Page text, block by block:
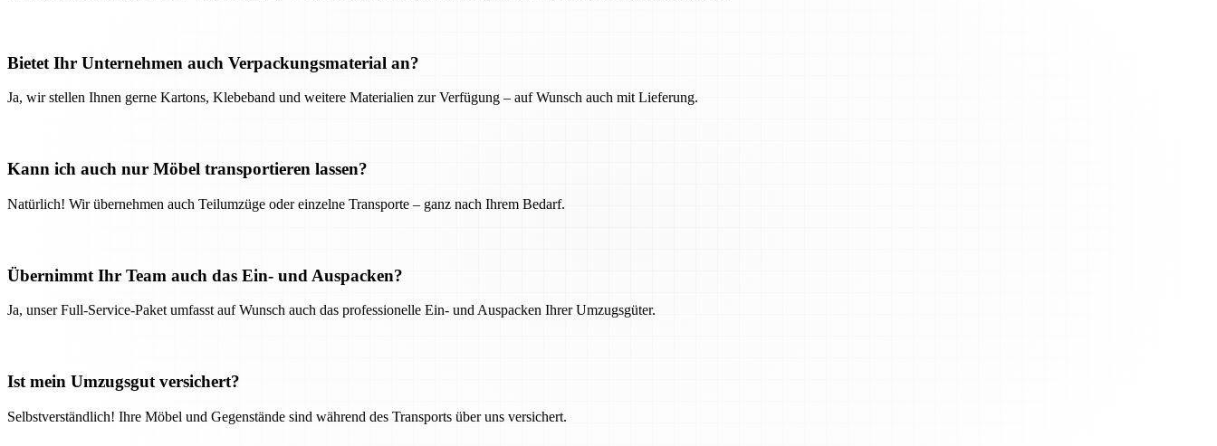
Bietet Ihr Unternehmen auch Verpackungsmaterial an?
Ja, wir stellen Ihnen gerne Kartons, Klebeband und weitere Materialien zur Verfügung – auf Wunsch auch mit Lieferung.
Kann ich auch nur Möbel transportieren lassen?
Natürlich! Wir übernehmen auch Teilumzüge oder einzelne Transporte – ganz nach Ihrem Bedarf.
Übernimmt Ihr Team auch das Ein- und Auspacken?
Ja, unser Full-Service-Paket umfasst auf Wunsch auch das professionelle Ein- und Auspacken Ihrer Umzugsgüter.
Ist mein Umzugsgut versichert?
Selbstverständlich! Ihre Möbel und Gegenstände sind während des Transports über uns versichert.